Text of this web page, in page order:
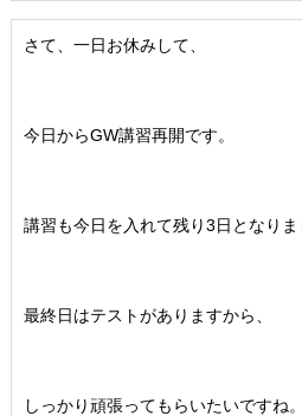
さて、一日お休みして、
今日からGW講習再開です。
講習も今日を入れて残り3日となりま
最終日はテストがありますから、
しっかり頑張ってもらいたいですね。